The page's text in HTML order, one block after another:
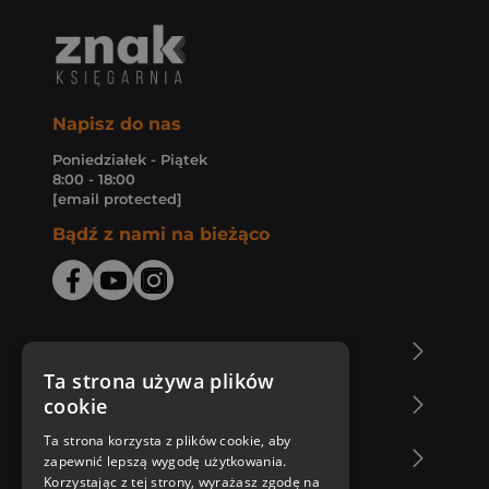
Napisz do nas
Poniedziałek - Piątek
8:00 - 18:00
[email protected]
Bądź z nami na bieżąco
Zakupy u nas
Nasza oferta
Ta strona używa plików
cookie
Ta strona korzysta z plików cookie, aby
zapewnić lepszą wygodę użytkowania.
Korzystając z tej strony, wyrażasz zgodę na